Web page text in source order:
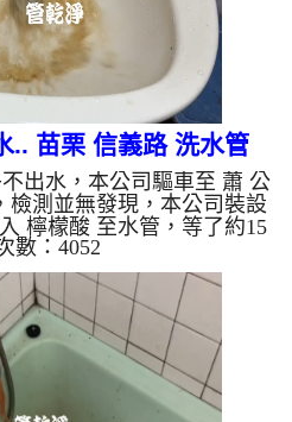
.. 苗栗 信義路 洗水管
出水，本公司驅車至 蕭 公
檢測並無發現，本公司裝設
檸檬酸 至水管，等了約15
動 螺旋波 模式，一洗就流
多小時後，熱水出水量恢復
水管老化，會產生鐵鏽跟
會是咖啡色，地下水含有氧
管垢，洗出來的水會跟石油
水，是因為裡面有銅的物
藍色的水，是因為水龍頭合
成，有些...
數：4052